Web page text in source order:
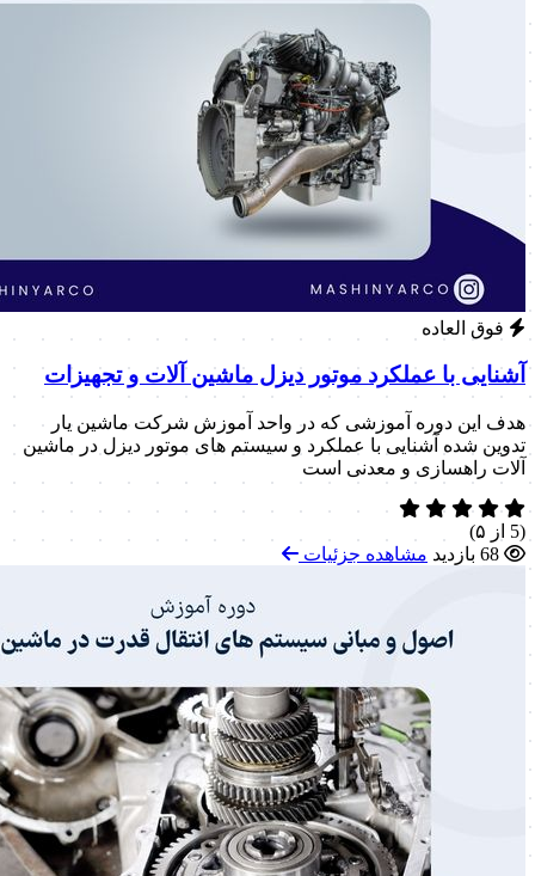
فوق العاده
آشنایی با عملکرد موتور دیزل ماشین آلات و تجهیزات
هدف این دوره آموزشی که در واحد آموزش شرکت ماشین یار
تدوین شده آشنایی با عملکرد و سیستم های موتور دیزل در ماشین
آلات راهسازی و معدنی است
(5 از ۵)
مشاهده جزئیات